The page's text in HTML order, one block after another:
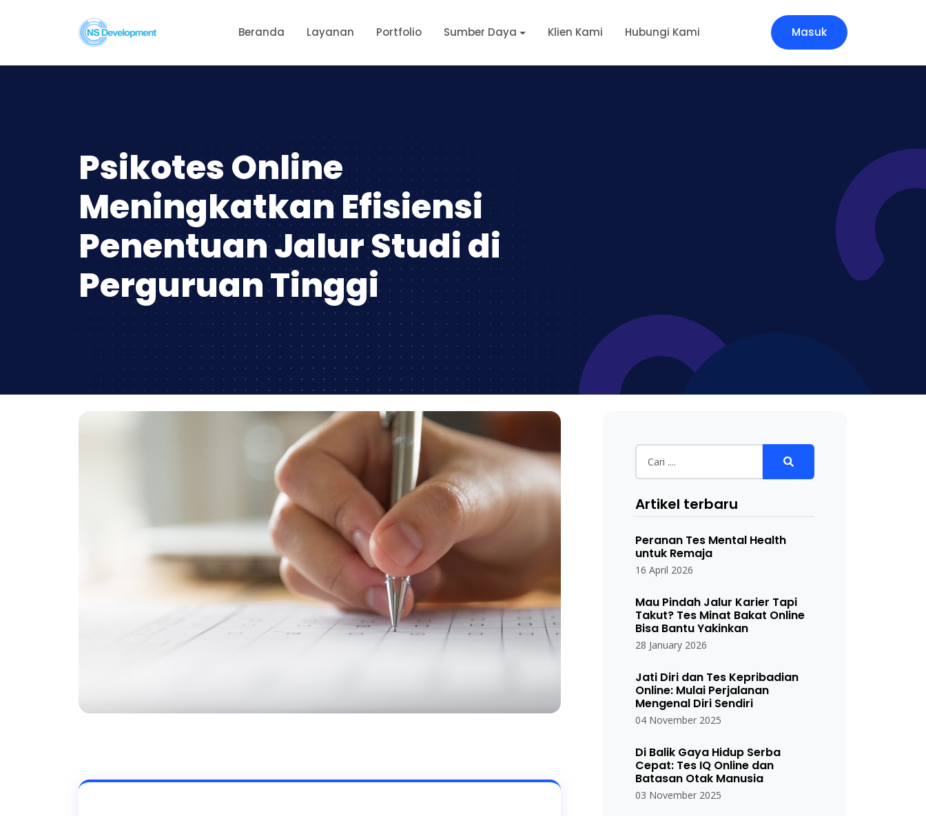
Beranda Layanan Portfolio Sumber Daya Klien Kami Hubungi Kami Masuk
Psikotes Online
Meningkatkan Efisiensi
Penentuan Jalur Studi di
Perguruan Tinggi
Artikel terbaru
Peranan Tes Mental Health
untuk Remaja
16 April 2026
Mau Pindah Jalur Karier Tapi
Takut? Tes Minat Bakat Online
Bisa Bantu Yakinkan
28 January 2026
Jati Diri dan Tes Kepribadian
Online: Mulai Perjalanan
Mengenal Diri Sendiri
04 November 2025
Di Balik Gaya Hidup Serba
Cepat: Tes IQ Online dan
Batasan Otak Manusia
03 November 2025